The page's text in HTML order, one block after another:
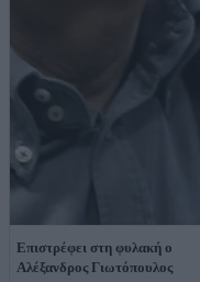
Επιστρέφει στη φυλακή ο
Αλέξανδρος Γιωτόπουλος